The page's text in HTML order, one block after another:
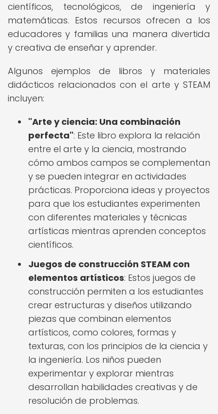
científicos, tecnológicos, de ingeniería y
matemáticas. Estos recursos ofrecen a los
educadores y familias una manera divertida
y creativa de enseñar y aprender.
Algunos ejemplos de libros y materiales
didácticos relacionados con el arte y STEAM
incluyen:
"Arte y ciencia: Una combinación
perfecta": Este libro explora la relación
entre el arte y la ciencia, mostrando
cómo ambos campos se complementan
y se pueden integrar en actividades
prácticas. Proporciona ideas y proyectos
para que los estudiantes experimenten
con diferentes materiales y técnicas
artísticas mientras aprenden conceptos
científicos.
Juegos de construcción STEAM con
elementos artísticos: Estos juegos de
construcción permiten a los estudiantes
crear estructuras y diseños utilizando
piezas que combinan elementos
artísticos, como colores, formas y
texturas, con los principios de la ciencia y
la ingeniería. Los niños pueden
experimentar y explorar mientras
desarrollan habilidades creativas y de
resolución de problemas.